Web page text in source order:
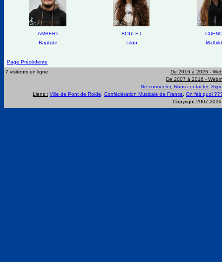
AMBERT
Baptiste
BOULET
Lilou
Page Précédente
7 visiteurs en ligne
De 2016 à 2026 -
De 2007 à 2016 -
Se connecter, Nous contacter,
Liens : Ville de Pont de Roide Confédération Musicale de France
On fait quoi
Copyright 2007-